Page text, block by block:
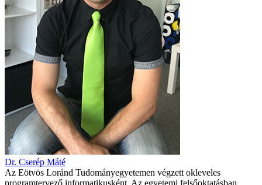
Dr. Cserép Máté
Az Eötvös Loránd Tudományegyetemen végzett okleveles
programtervező informatikusként. Az egyetemi felsőoktatásban